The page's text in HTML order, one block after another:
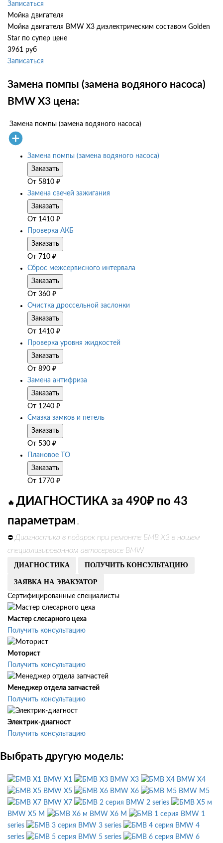
Записаться
Мойка двигателя
Мойка двигателя BMW X3 диэлектрическим составом Golden
Star по супер цене
3961 руб
Записаться
Замена помпы (замена водяного насоса)
BMW X3 цена:
Замена помпы (замена водяного насоса)
Замена помпы (замена водяного насоса)
Заказать
От 5810 ₽
Замена свечей зажигания
Заказать
От 1410 ₽
Проверка АКБ
Заказать
От 710 ₽
Сброс межсервисного интервала
Заказать
От 360 ₽
Очистка дроссельной заслонки
Заказать
От 1410 ₽
Проверка уровня жидкостей
Заказать
От 890 ₽
Замена антифриза
Заказать
От 1240 ₽
Смазка замков и петель
Заказать
От 530 ₽
Плановое ТО
Заказать
От 1770 ₽
🔥 ДИАГНОСТИКА за 490₽ по 43
параметрам .
⛔ Диагностика в подарок при ремонте БМВ Х3 в нашем
специализированном автосервисе BMW
ДИАГНОСТИКА ПОЛУЧИТЬ КОНСУЛЬТАЦИЮ
ЗАЯВКА НА ЭВАКУАТОР
Сертифицированные специалисты
Мастер слесарного цеха
Получить консультацию
Моторист
Получить консультацию
Менеджер отдела запчастей
Получить консультацию
Электрик-диагност
Получить консультацию
Выбрать другую модель:
BMW X1 BMW X3
BMW X4
BMW X5
BMW X6
BMW M5
BMW X7
BMW 2 series
BMW X5 M
BMW X6 M
BMW 1
series
BMW 3 series
BMW 4
series
BMW 5 series BMW 6